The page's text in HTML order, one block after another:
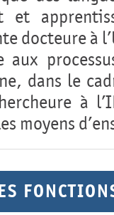
et
docteure à
aux
dans le
à
moyens